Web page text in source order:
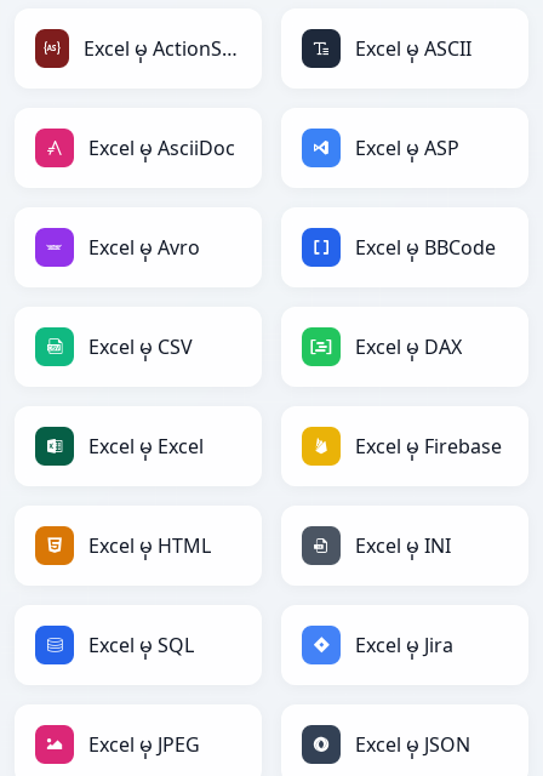
Excel မှ ActionScript Excel မှ ASCII
Excel မှ AsciiDoc Excel မှ ASP
Excel မှ Avro Excel မှ BBCode
Excel မှ CSV Excel မှ DAX
Excel မှ Excel Excel မှ Firebase
Excel မှ HTML Excel မှ INI
Excel မှ SQL Excel မှ Jira
Excel မှ JPEG Excel မှ JSON